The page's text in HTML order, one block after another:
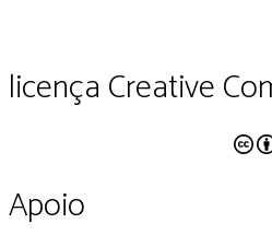
licença Creative
Apoio